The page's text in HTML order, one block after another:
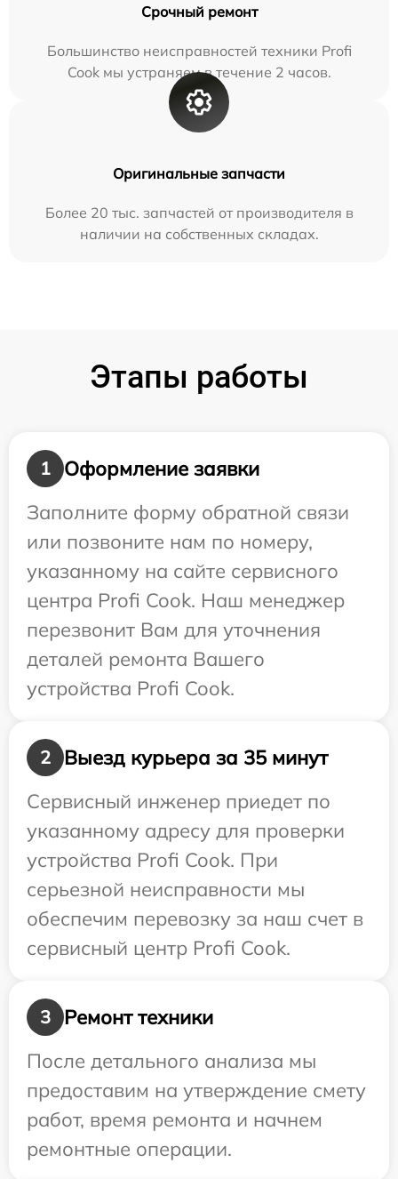
Срочный ремонт
Большинство неисправностей техники Profi
Cook мы устраняем в течение 2 часов.
Оригинальные запчасти
Более 20 тыс. запчастей от производителя в
наличии на собственных складах.
Этапы работы
1
Оформление заявки
Заполните форму обратной связи
или позвоните нам по номеру,
указанному на сайте сервисного
центра Profi Cook. Наш менеджер
перезвонит Вам для уточнения
деталей ремонта Вашего
устройства Profi Cook.
2
Выезд курьера за 35 минут
Сервисный инженер приедет по
указанному адресу для проверки
устройства Profi Cook. При
серьезной неисправности мы
обеспечим перевозку за наш счет в
сервисный центр Profi Cook.
3
Ремонт техники
После детального анализа мы
предоставим на утверждение смету
работ, время ремонта и начнем
ремонтные операции.